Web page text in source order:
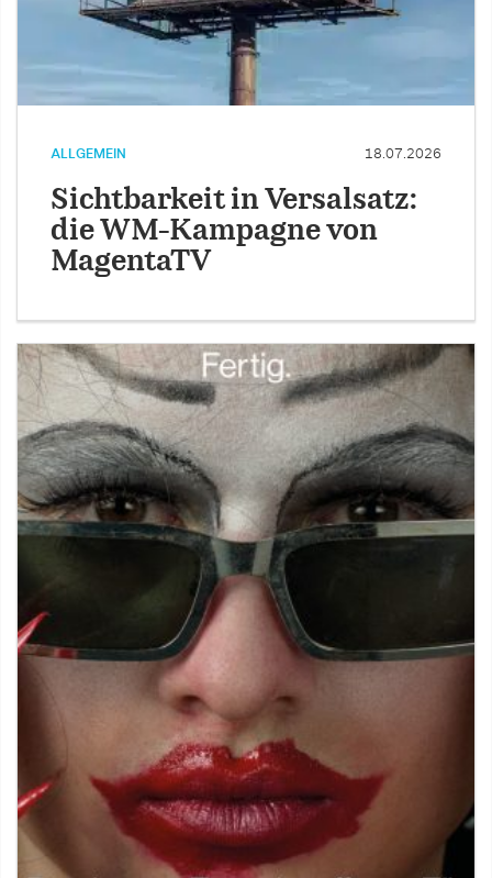
ALLGEMEIN 18.07.2026
Sichtbarkeit in Versalsatz:
die WM-Kampagne von
MagentaTV